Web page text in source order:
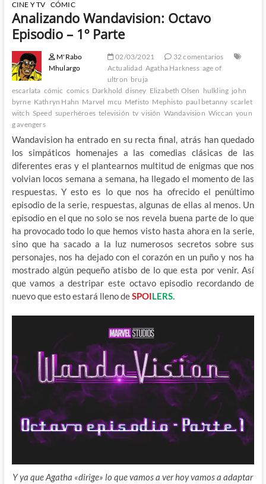
CINE Y TV CÓMIC
Analizando Wandavision: Octavo
Episodio – 1º Parte
M'Rabo
Mhulargo
02/03/2021
32 comentarios
Actualidad Agatha Harkness age of
ultron bruja
escarlata cómic comics Darkhold disney Elizabeth Olsen hulkling john
byrne Kathryn Hahn Marvel mcu Mefisto Mephisto paul betanny scarlet
witch Speed superhéroes televisión tv visión Wandavision Wiccan youn
g avengers
Wandavision ha entrado en su recta final, atrás han quedado
los simpáticos homenajes a las comedias clásicas de las
diferentes eras y el plantearnos multitud de enigmas que nos
volvian locos semana a semana, ha llegado el momento de las
respuestas. Y esto es lo que nos ha ofrecido el penúltimo
episodio de la serie, respuestas, algunas de ellas al menos. Un
episodio en el que no solo se nos revela buena parte de lo que
ha provocado todo lo que hemos visto hasta ahora en la serie,
sino que ha sacado a la luz numerosos secretos sobre sus
personajes, nos ha dejado con el corazón en un puño y nos ha
mostrado algún pequeño atisbo de lo que esta por venir. Así
que vamos a destripar este octavo episodio recordando de
nuevo que esto estará lleno deSPOILERS.
Y ya que Agatha «dirige» lo que vamos a ver hoy vamos a adaptar